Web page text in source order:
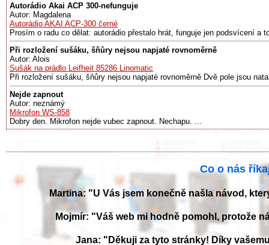
Autorádio Akai ACP 300-nefunguje
Autor: Magdalena
Autorádio AKAI ACP-300 černé
Prosím o radu co dělat: autorádio přestalo hrát, funguje jen podsvícení a
Při rozložení sušáku, šňůry nejsou napjaté rovnoměrně
Autor: Alois
Sušák na prádlo Leifheit 85286 Linomatic
Při rozložení sušáku, šňůry nejsou napjaté rovnoměrně Dvě pole jsou
Nejde zapnout
Autor: neznámý
Mikrofon WS-858
Dobry den. Mikrofon nejde vubec zapnout. Nechapu. ...
Co o nás
Martina: "U Vás jsem konečně našla návod,
Mojmír: "Váš web mi hodně pomohl, protože
Jana: "Děkuji za tyto stránky! Díky